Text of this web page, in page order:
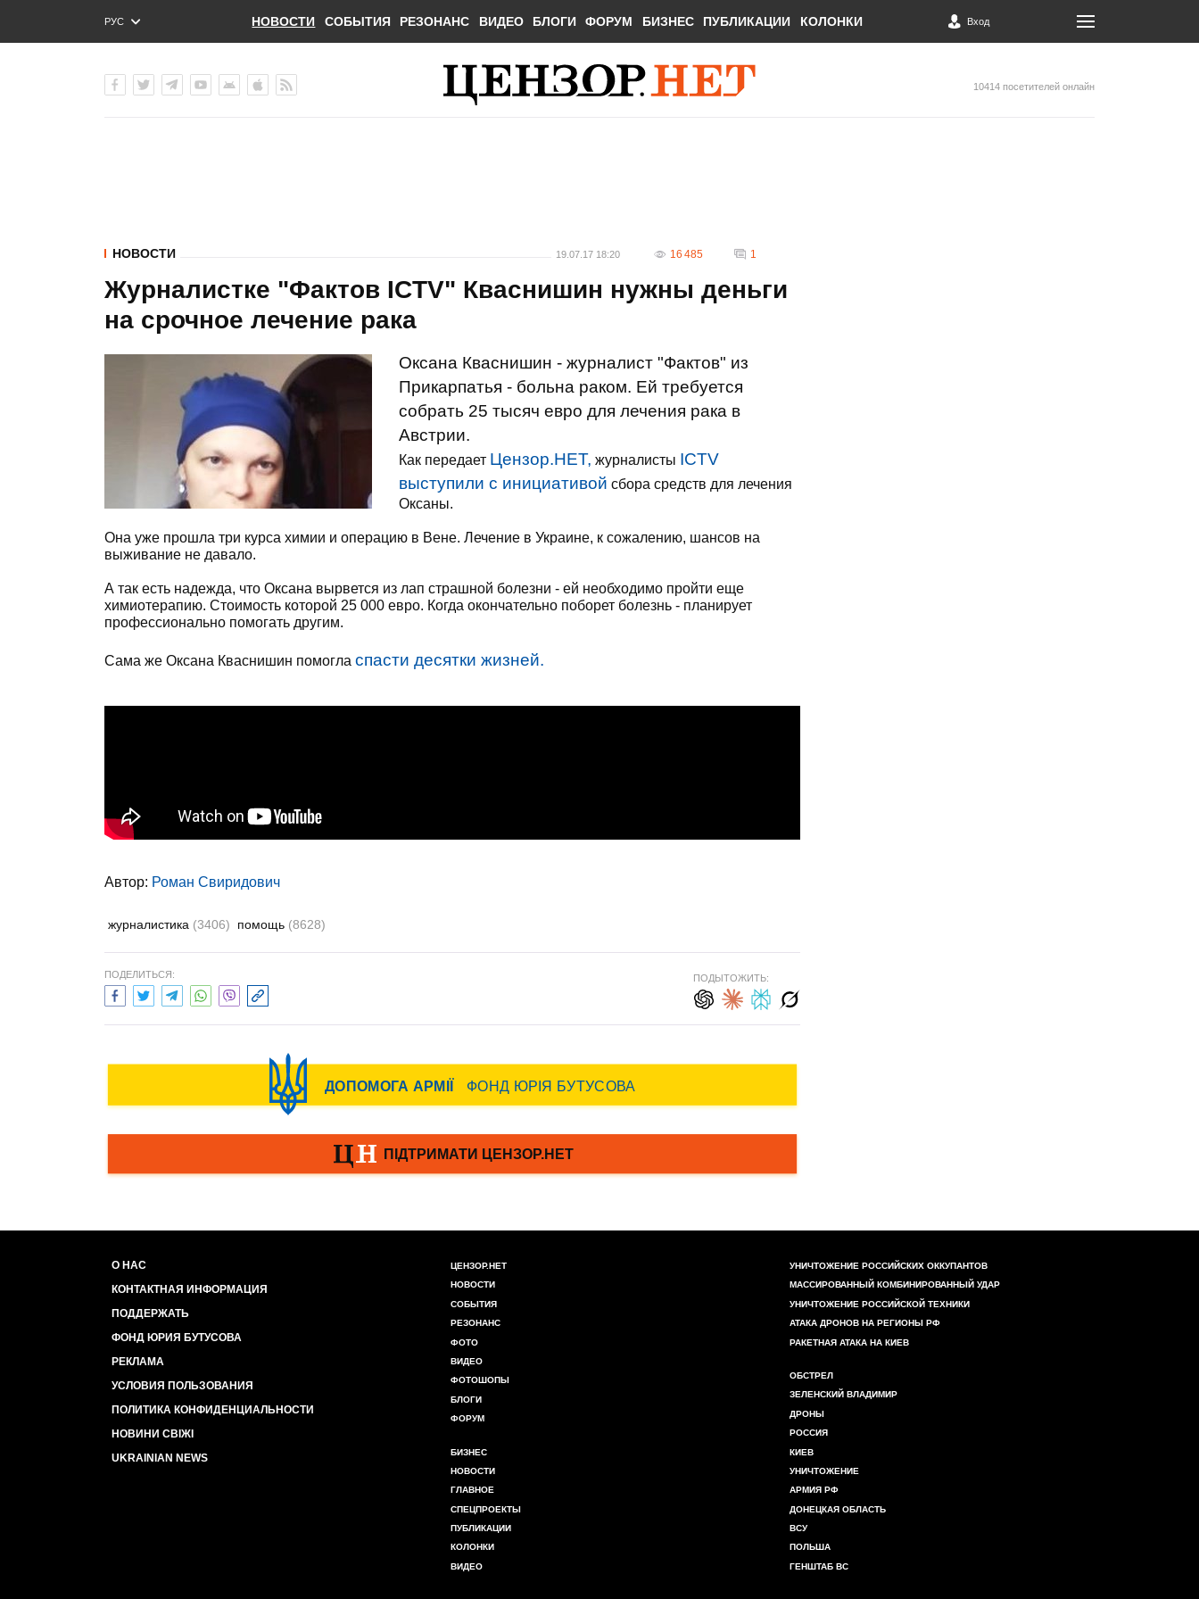
РУС
ENG
НОВОСТИ СОБЫТИЯ РЕЗОНАНС ВИДЕО БЛОГИ ФОРУМ БИЗНЕС ПУБЛИКАЦИИ КОЛОНКИ Вход
10414 посетителей онлайн
НОВОСТИ 19.07.17 18:20 16 485 1
Журналистке "Фактов ICTV" Кваснишин нужны деньги
на срочное лечение рака
Оксана Кваснишин - журналист "Фактов" из
Прикарпатья - больна раком. Ей требуется
собрать 25 тысяч евро для лечения рака в
Австрии.
Как передает Цензор.НЕТ, журналисты ICTV
выступили с инициативой сбора средств для лечения
Оксаны.
Она уже прошла три курса химии и операцию в Вене. Лечение в Украине, к сожалению, шансов на
выживание не давало.
А так есть надежда, что Оксана вырвется из лап страшной болезни - ей необходимо пройти еще
химиотерапию. Стоимость которой 25 000 евро. Когда окончательно поборет болезнь - планирует
профессионально помогать другим.
Сама же Оксана Кваснишин помогла спасти десятки жизней.
Автор: Роман Свиридович
журналистика (3406) помощь (8628)
ПОДЕЛИТЬСЯ: ПОДЫТОЖИТЬ:
О НАС
КОНТАКТНАЯ ИНФОРМАЦИЯ
ПОДДЕРЖАТЬ
ФОНД ЮРИЯ БУТУСОВА
РЕКЛАМА
УСЛОВИЯ ПОЛЬЗОВАНИЯ
ПОЛИТИКА КОНФИДЕНЦИАЛЬНОСТИ
НОВИНИ СВІЖІ
UKRAINIAN NEWS
ЦЕНЗОР.НЕТ
НОВОСТИ
СОБЫТИЯ
РЕЗОНАНС
ФОТО
ВИДЕО
ФОТОШОПЫ
БЛОГИ
ФОРУМ
БИЗНЕС
НОВОСТИ
ГЛАВНОЕ
СПЕЦПРОЕКТЫ
ПУБЛИКАЦИИ
КОЛОНКИ
ВИДЕО
УНИЧТОЖЕНИЕ РОССИЙСКИХ ОККУПАНТОВ
МАССИРОВАННЫЙ КОМБИНИРОВАННЫЙ УДАР
УНИЧТОЖЕНИЕ РОССИЙСКОЙ ТЕХНИКИ
АТАКА ДРОНОВ НА РЕГИОНЫ РФ
РАКЕТНАЯ АТАКА НА КИЕВ
ОБСТРЕЛ
ЗЕЛЕНСКИЙ ВЛАДИМИР
ДРОНЫ
РОССИЯ
КИЕВ
УНИЧТОЖЕНИЕ
АРМИЯ РФ
ДОНЕЦКАЯ ОБЛАСТЬ
ВСУ
ПОЛЬША
ГЕНШТАБ ВС